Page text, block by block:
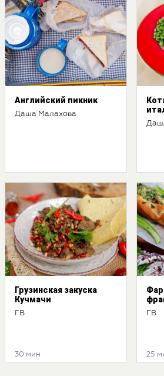
Английский пикник
Даша Малахова
Грузинская закуска
Кучмачи
ГВ
30 мин
ГВ
25